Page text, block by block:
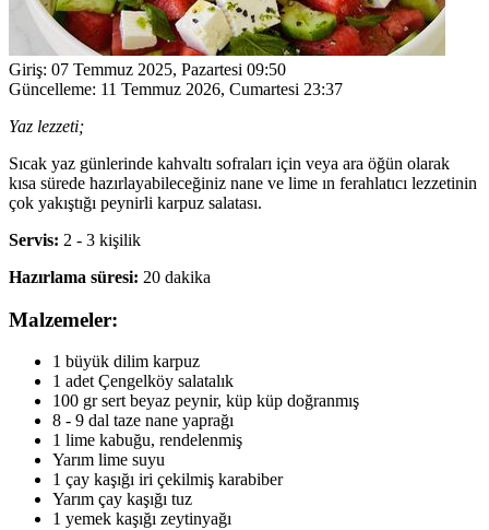
Giriş: 07 Temmuz 2025, Pazartesi 09:50
Güncelleme: 11 Temmuz 2026, Cumartesi 23:37
Yaz lezzeti;
Sıcak yaz günlerinde kahvaltı sofraları için veya ara öğün olarak
kısa sürede hazırlayabileceğiniz nane ve lime ın ferahlatıcı lezzetinin
çok yakıştığı peynirli karpuz salatası.
Servis: 2 - 3 kişilik
Hazırlama süresi: 20 dakika
Malzemeler:
1 büyük dilim karpuz
1 adet Çengelköy salatalık
100 gr sert beyaz peynir, küp küp doğranmış
8 - 9 dal taze nane yaprağı
1 lime kabuğu, rendelenmiş
Yarım lime suyu
1 çay kaşığı iri çekilmiş karabiber
Yarım çay kaşığı tuz
1 yemek kaşığı zeytinyağı